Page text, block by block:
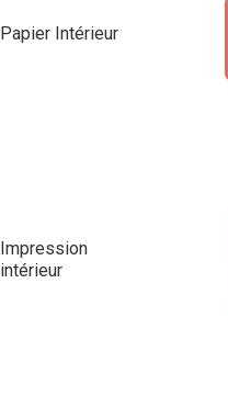
Papier Intérieur
Impression
intérieur